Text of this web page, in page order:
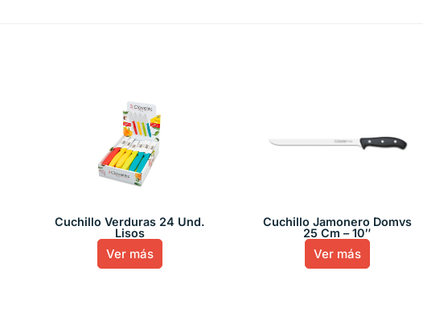
Cuchillo Verduras 24 Und.
Lisos
Ver más
Cuchillo Jamonero Domvs
25 Cm – 10″
Ver más